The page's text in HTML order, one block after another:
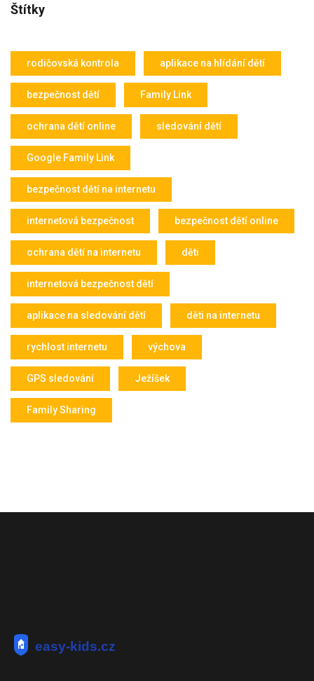
Štítky
rodičovská kontrola aplikace na hlídání dětí
bezpečnost dětí Family Link
ochrana dětí online sledování dětí
Google Family Link
bezpečnost dětí na internetu
internetová bezpečnost bezpečnost dětí online
ochrana dětí na internetu děti
internetová bezpečnost dětí
aplikace na sledování dětí děti na internetu
rychlost internetu výchova
GPS sledování Ježíšek
Family Sharing